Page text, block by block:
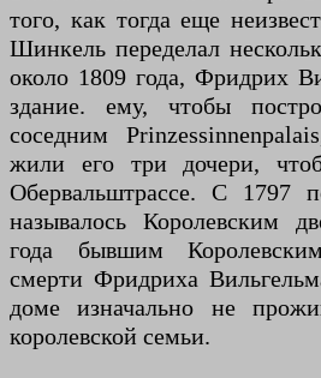
того, как тогда еще
Шинкель переделал
около 1809 года, Фридрих
здание. ему, чтобы
соседним
жили его три дочери,
Обервальштрассе. С 1797
называлось Королевским
года бывшим
смерти Фридриха
доме изначально не
королевской семьи.